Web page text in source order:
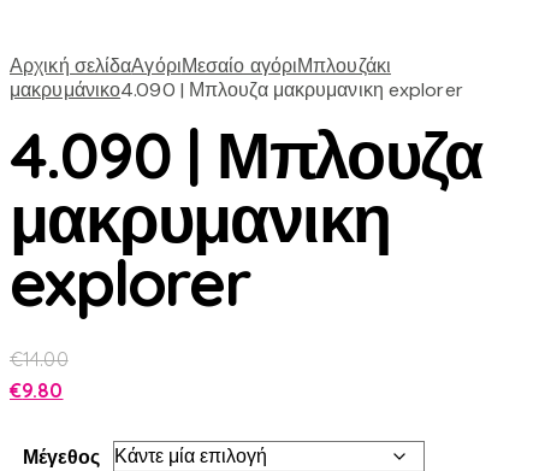
Αρχική σελίδαΑγόριΜεσαίο αγόριΜπλουζάκι
μακρυμάνικο4.090 | Μπλουζα μακρυμανικη explorer
4.090 | Μπλουζα
μακρυμανικη
explorer
€14.00
€9.80
Μέγεθος